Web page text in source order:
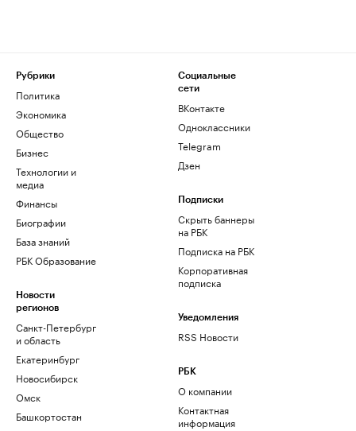
Рубрики
Политика
Экономика
Общество
Бизнес
Технологии и
медиа
Финансы
Биографии
База знаний
РБК Образование
Новости
регионов
Санкт-Петербург
и область
Екатеринбург
Новосибирск
Омск
Башкортостан
Социальные
сети
ВКонтакте
Одноклассники
Telegram
Дзен
Подписки
Скрыть баннеры
на РБК
Подписка на РБК
Корпоративная
подписка
Уведомления
RSS Новости
РБК
О компании
Контактная
информация